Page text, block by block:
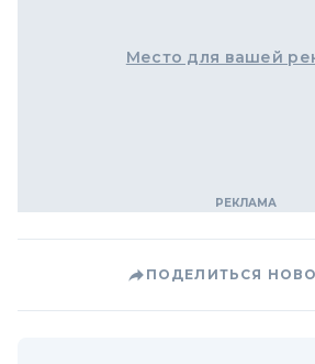
Место для вашей
ПОДЕЛИТЬСЯ